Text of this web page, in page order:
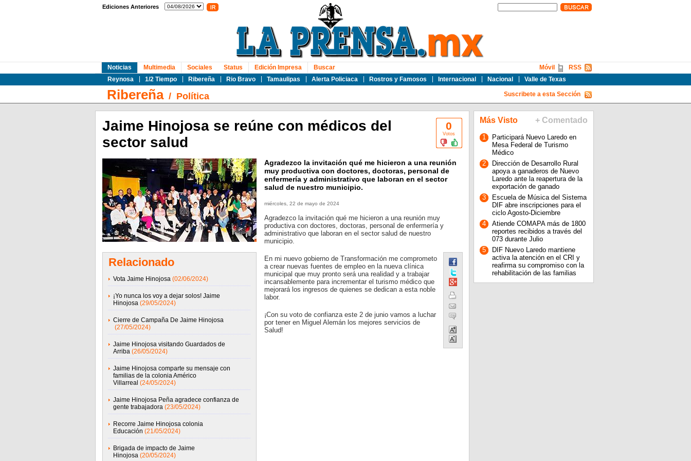
Ediciones Anteriores
Noticias
Reynosa
1/2 Tiempo Ribereña Rio Bravo Tamaulipas Alerta Policiaca Rostros y Famosos Internacional Nacional Valle de Texas
Multimedia Sociales Status Edición Impresa Buscar RSS
Móvil
Ribereña/ Política Suscribete a esta Sección
0
Votos
Jaime Hinojosa se reúne con médicos del
sector salud
Relacionado
Vota Jaime Hinojosa (02/06/2024)
¡Yo nunca los voy a dejar solos! Jaime
Hinojosa (29/05/2024)
Cierre de Campaña De Jaime Hinojosa
(27/05/2024)
Jaime Hinojosa visitando Guardados de
Arriba (26/05/2024)
Jaime Hinojosa comparte su mensaje con
familias de la colonia Américo
Villarreal (24/05/2024)
Jaime Hinojosa Peña agradece confianza de
gente trabajadora (23/05/2024)
Recorre Jaime Hinojosa colonia
Educación (21/05/2024)
Brigada de impacto de Jaime
Hinojosa (20/05/2024)
Agradezco la invitación qué me hicieron a una reunión
muy productiva con doctores, doctoras, personal de
enfermería y administrativo que laboran en el sector
salud de nuestro municipio.
miércoles, 22 de mayo de 2024
Agradezco la invitación qué me hicieron a una reunión muy
productiva con doctores, doctoras, personal de enfermería y
administrativo que laboran en el sector salud de nuestro
municipio.
En mi nuevo gobierno de Transformación me comprometo
a crear nuevas fuentes de empleo en la nueva clínica
municipal que muy pronto será una realidad y a trabajar
incansablemente para incrementar el turismo médico que
mejorará los ingresos de quienes se dedican a esta noble
labor.
¡Con su voto de confianza este 2 de junio vamos a luchar
por tener en Miguel Alemán los mejores servicios de
Salud!
Más Visto + Comentado
1
Participará Nuevo Laredo en
Mesa Federal de Turismo
Médico
2
Dirección de Desarrollo Rural
apoya a ganaderos de Nuevo
Laredo ante la reapertura de la
exportación de ganado
3
Escuela de Música del Sistema
DIF abre inscripciones para el
ciclo Agosto-Diciembre
4
Atiende COMAPA más de 1800
reportes recibidos a través del
073 durante Julio
5
DIF Nuevo Laredo mantiene
activa la atención en el CRI y
reafirma su compromiso con la
rehabilitación de las familias